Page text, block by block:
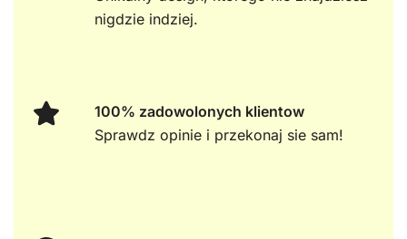
nigdzie indziej.
100% zadowolonych klientow
Sprawdz opinie i przekonaj sie sam!